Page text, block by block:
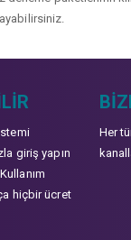
giriş yapın
hiçbir ücret
Her